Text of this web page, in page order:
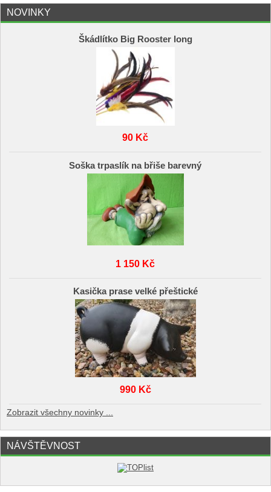
NOVINKY
Škádlítko Big Rooster long
90 Kč
Soška trpaslík na břiše barevný
1 150 Kč
Kasička prase velké přeštické
990 Kč
Zobrazit všechny novinky ...
NÁVŠTĚVNOST